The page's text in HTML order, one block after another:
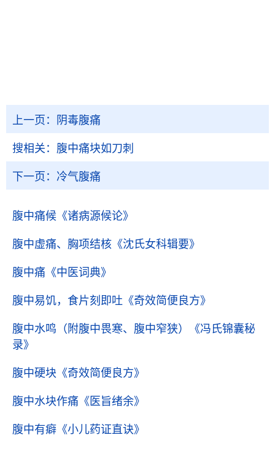
上一页： 阴毒腹痛
搜相关： 腹中痛块如刀刺
下一页： 冷气腹痛
腹中痛候 《诸病源候论》
腹中虚痛、胸项结核 《沈氏女科辑要》
腹中痛 《中医词典》
腹中易饥，食片刻即吐 《奇效简便良方》
腹中水鸣（附腹中畏寒、腹中窄狭）
《冯氏锦囊秘
录》
腹中硬块 《奇效简便良方》
腹中水块作痛 《医旨绪余》
腹中有癖 《小儿药证直诀》